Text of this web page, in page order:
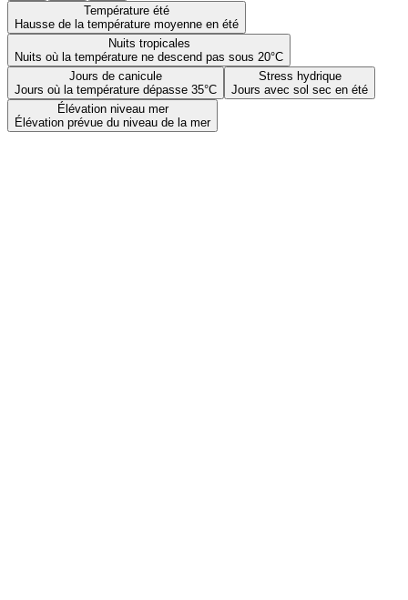
Température été
Hausse de la température moyenne en été
Nuits tropicales
Nuits où la température ne descend pas sous 20°C
Jours de canicule
Jours où la température dépasse 35°C
Stress hydrique
Jours avec sol sec en été
Élévation niveau mer
Élévation prévue du niveau de la mer